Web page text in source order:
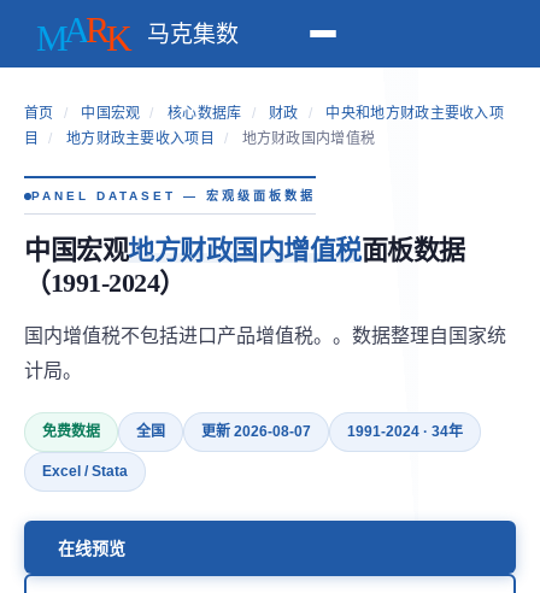
马克集数
首页 / 中国宏观 / 核心数据库 / 财政 /
中央和地方财政主要收入项
目
/ 地方财政主要收入项目 / 地方财政国内增值税
PANEL DATASET — 宏观级面板数据
中国宏观地方财政国内增值税面板数据
（1991-2024）
国内增值税不包括进口产品增值税。。数据整理自国家统
计局。
免费数据 全国 更新 2026-08-07 1991-2024 · 34年
Excel / Stata
在线预览